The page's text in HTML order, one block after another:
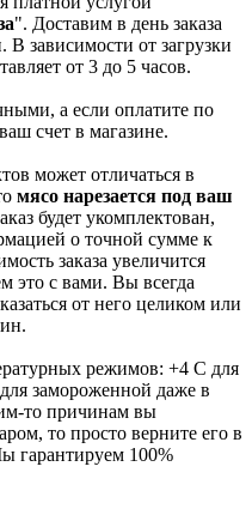
". Доставим в день заказа
зависимости от загрузки
от 3 до 5 часов.
а если оплатите по
счет в магазине.
может отличаться в
мясо нарезается под ваш
будет укомплектован,
о точной сумме к
заказа увеличится
это с вами. Вы всегда
от него целиком или
режимов: +4 С для
замороженной даже в
то причинам вы
то просто верните его в
гарантируем 100%